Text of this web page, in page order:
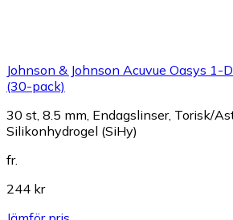
Johnson & Johnson Acuvue Oasys 1-
(30-pack)
30 st, 8.5 mm, Endagslinser, Torisk/
Silikonhydrogel (SiHy)
fr.
244 kr